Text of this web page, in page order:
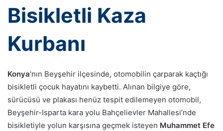
e
r
e
Bisikletli Kaza
Kurbanı
Konya‘nın Beyşehir ilçesinde, otomobilin çarparak kaçtığı
bisikletli çocuk hayatını kaybetti. Alınan bilgiye göre,
sürücüsü ve plakası henüz tespit edilemeyen otomobil,
Beyşehir-Isparta kara yolu Bahçelievler Mahallesi’nde
bisikletiyle yolun karşısına geçmek isteyen Muhammet Efe